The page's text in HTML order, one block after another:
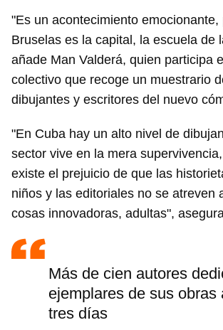
"Es un acontecimiento emocionante,
Bruselas es la capital, la escuela de
añade Man Valderá, quien participa
colectivo que recoge un muestrario
dibujantes y escritores del nuevo
"En Cuba hay un alto nivel de
sector vive en la mera
existe el prejuicio de que las
niños y las editoriales no se atreven
cosas innovadoras, adultas",
Más de cien autores
ejemplares de sus obras
tres días